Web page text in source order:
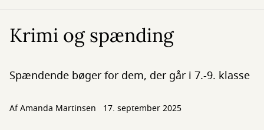
Krimi og spænding
Spændende bøger for dem, der går i 7.-9. klasse
AfAmanda Martinsen 17. september 2025